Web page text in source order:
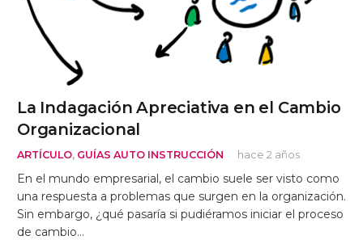
La Indagación Apreciativa en el Cambio
Organizacional
ARTÍCULO, GUÍAS AUTO INSTRUCCIÓN hace 2 años
En el mundo empresarial, el cambio suele ser visto como
una respuesta a problemas que surgen en la organización.
Sin embargo, ¿qué pasaría si pudiéramos iniciar el proceso
de cambio…